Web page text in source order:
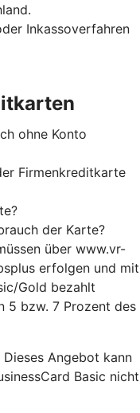
Inkassoverfahren
ohne Konto
Firmenkreditkarte
der Karte?
über www.vr-
erfolgen und mit
Gold bezahlt
5 bzw. 7 Prozent des
Angebot kann
Basic nicht